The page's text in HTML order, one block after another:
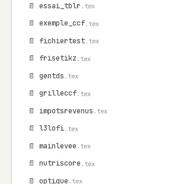
📄 essai_tblr .tex
📄 exemple_ccf.tex
📄 fichiertest.tex
📄 frisetikz .tex
📄 gentds .tex
📄 grilleccf.tex
📄 impotsrevenus .tex
📄 l3lofi.tex
📄 mainlevee .tex
📄 nutriscore .tex
📄 optique .tex